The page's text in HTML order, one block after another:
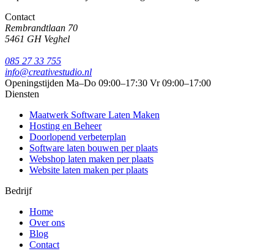
Contact
Rembrandtlaan 70
5461 GH Veghel
085 27 33 755
info@creativestudio.nl
Openingstijden Ma–Do 09:00–17:30 Vr 09:00–17:00
Diensten
Maatwerk Software Laten Maken
Hosting en Beheer
Doorlopend verbeterplan
Software laten bouwen per plaats
Webshop laten maken per plaats
Website laten maken per plaats
Bedrijf
Home
Over ons
Blog
Contact